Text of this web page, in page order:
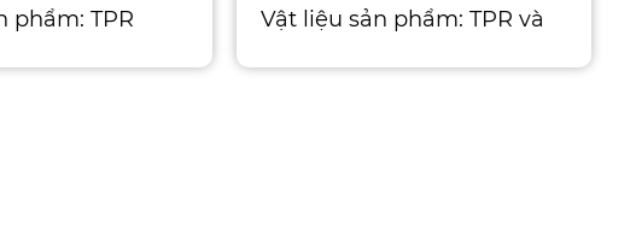
phẩm: TPR
Vật liệu sản phẩm: TPR và